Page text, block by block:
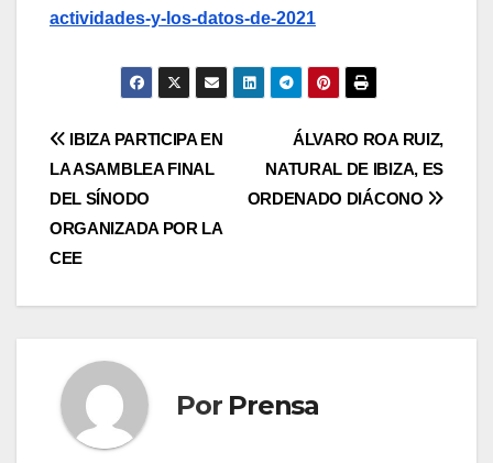
actividades-y-los-datos-de-2021
Navegación
de
entradas
ÁLVARO ROA RUIZ,
NATURAL DE IBIZA, ES
ORDENADO DIÁCONO
IBIZA PARTICIPA EN
LA ASAMBLEA FINAL
DEL SÍNODO
ORGANIZADA POR LA
CEE
Por Prensa